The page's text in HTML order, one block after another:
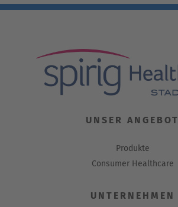
UNSER ANGEBOT
Produkte
Consumer Healthcare
UNTERNEHMEN